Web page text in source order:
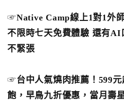
☞Native Camp線上1對1外
不限時七天免費體驗 還有AI
不緊張
☞台中人氣燒肉推薦！599
飽，早鳥九折優惠，當月壽